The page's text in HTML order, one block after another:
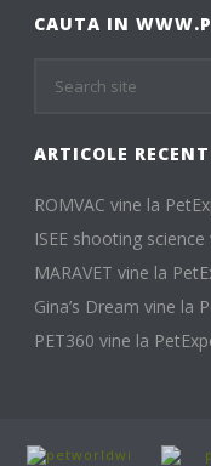
CAUTA IN
ARTICOLE
ROMVAC vine la
ISEE shooting
MARAVET vine la
Gina’s Dream vine la
PET360 vine la